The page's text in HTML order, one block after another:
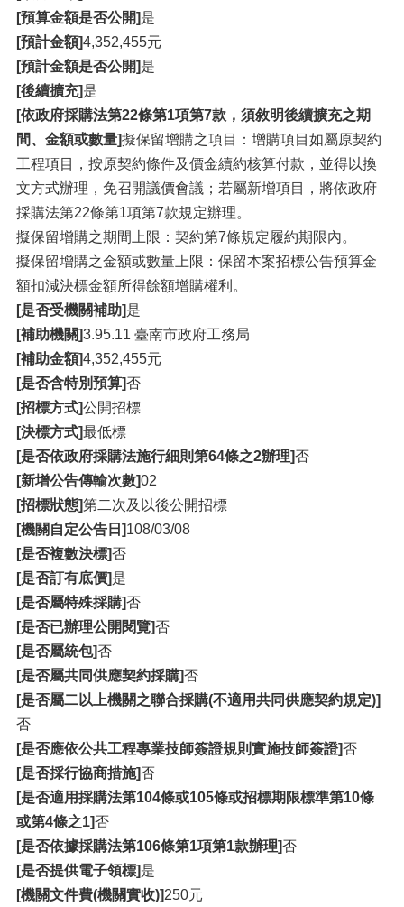
[預算金額是否公開]是
[預計金額]4,352,455元
[預計金額是否公開]是
[後續擴充]是
[依政府採購法第22條第1項第7款，須敘明後續擴充之期
間、金額或數量]擬保留增購之項目：增購項目如屬原契約
工程項目，按原契約條件及價金續約核算付款，並得以換
文方式辦理，免召開議價會議；若屬新增項目，將依政府
採購法第22條第1項第7款規定辦理。
擬保留增購之期間上限：契約第7條規定履約期限內。
擬保留增購之金額或數量上限：保留本案招標公告預算金
額扣減決標金額所得餘額增購權利。
[是否受機關補助]是
[補助機關]3.95.11 臺南市政府工務局
[補助金額]4,352,455元
[是否含特別預算]否
[招標方式]公開招標
[決標方式]最低標
[是否依政府採購法施行細則第64條之2辦理]否
[新增公告傳輸次數]02
[招標狀態]第二次及以後公開招標
[機關自定公告日]108/03/08
[是否複數決標]否
[是否訂有底價]是
[是否屬特殊採購]否
[是否已辦理公開閱覽]否
[是否屬統包]否
[是否屬共同供應契約採購]否
[是否屬二以上機關之聯合採購(不適用共同供應契約規定)]
否
[是否應依公共工程專業技師簽證規則實施技師簽證]否
[是否採行協商措施]否
[是否適用採購法第104條或105條或招標期限標準第10條
或第4條之1]否
[是否依據採購法第106條第1項第1款辦理]否
[是否提供電子領標]是
[機關文件費(機關實收)]250元